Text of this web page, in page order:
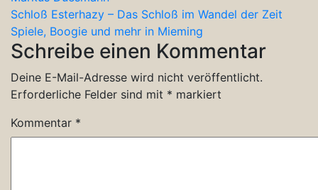
Beitragsnavigation
Schloß Esterhazy – Das Schloß im Wandel der Zeit
Spiele, Boogie und mehr in Mieming
Schreibe einen Kommentar
Deine E-Mail-Adresse wird nicht veröffentlicht.
Erforderliche Felder sind mit * markiert
Kommentar *